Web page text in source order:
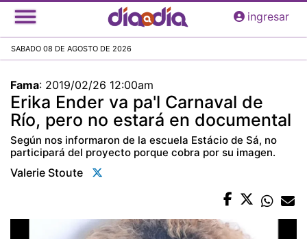
Pasar
al
principal
ingresar
SABADO 08 DE AGOSTO DE 2026
Fama: 2019/02/26 12:00am
Erika Ender va pa'l Carnaval de
Río, pero no estará en documental
Según nos informaron de la escuela Estácio de Sá, no
participará del proyecto porque cobra por su imagen.
Valerie Stoute